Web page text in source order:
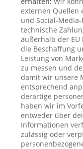
externen Quellen
und Social-
technische
außerhalb der
die Beschaffung
Leistung von
zu messen und
damit wir unsere
entsprechend
derartige
haben wir im
entweder über
Informationen
zulässig oder